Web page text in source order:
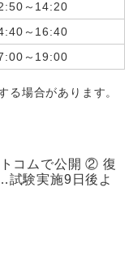
～14:20
～16:40
～19:00
場合があります。
コムで公開 ② 復
試験実施9日後よ